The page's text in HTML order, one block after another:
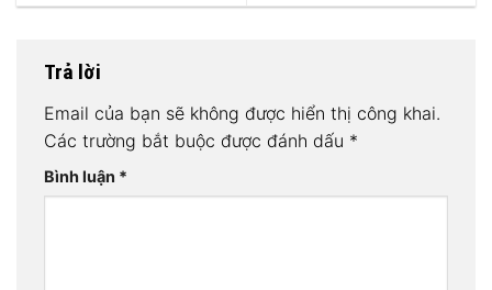
Trả lời
Email của bạn sẽ không được hiển thị công khai.
Các trường bắt buộc được đánh dấu *
Bình luận *